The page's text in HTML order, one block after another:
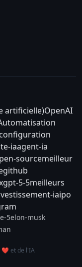
artificielle)OpenAI
configuration
iaagent-ia
sourcemeilleur
github
gpt-5-5meilleurs
iaipo
5elon-musk
❤️ et de l'IA